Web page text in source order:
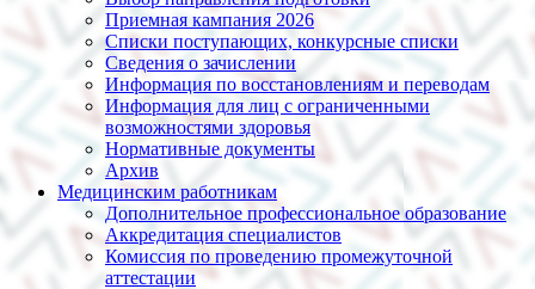
Приемная кампания 2026
Списки поступающих, конкурсные списки
Сведения о зачислении
Информация по восстановлениям и переводам
Информация для лиц с ограниченными
возможностями здоровья
Нормативные документы
Архив
Медицинским работникам
Дополнительное профессиональное образование
Аккредитация специалистов
Комиссия по проведению промежуточной
аттестации